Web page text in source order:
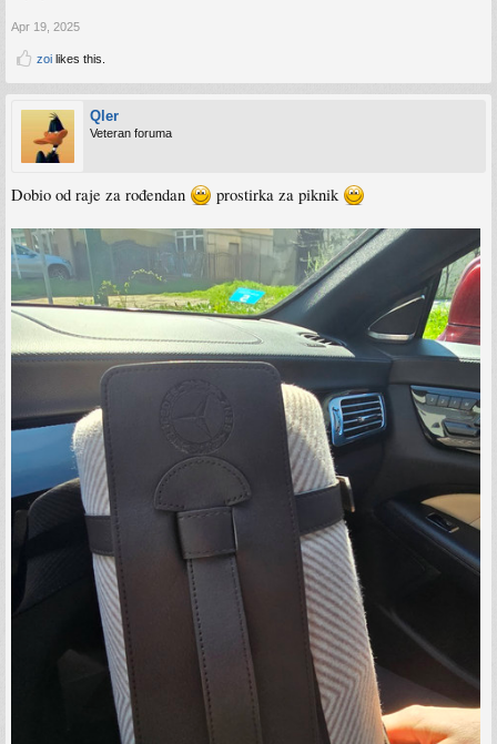
Apr 19, 2025
zoi likes this.
Qler
Veteran foruma
Dobio od raje za rođendan prostirka za piknik